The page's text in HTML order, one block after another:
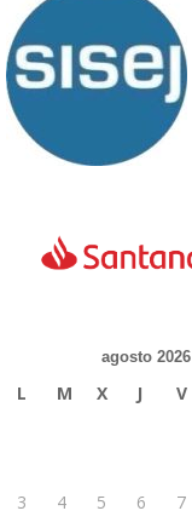
agosto 2026
L M X J V
3 4 5 6 7